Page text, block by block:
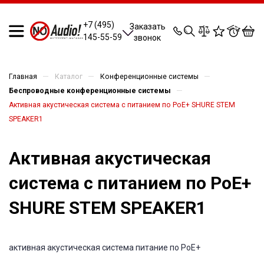
+7 (495)
145-55-59
Заказать
звонок
0 0 0 0
Главная — Каталог — Конференционные системы —
Беспроводные конференционные системы —
Активная акустическая система с питанием по PoE+ SHURE STEM
SPEAKER1
Активная акустическая
система с питанием по PoE+
SHURE STEM SPEAKER1
активная акустическая система питание по PoE+